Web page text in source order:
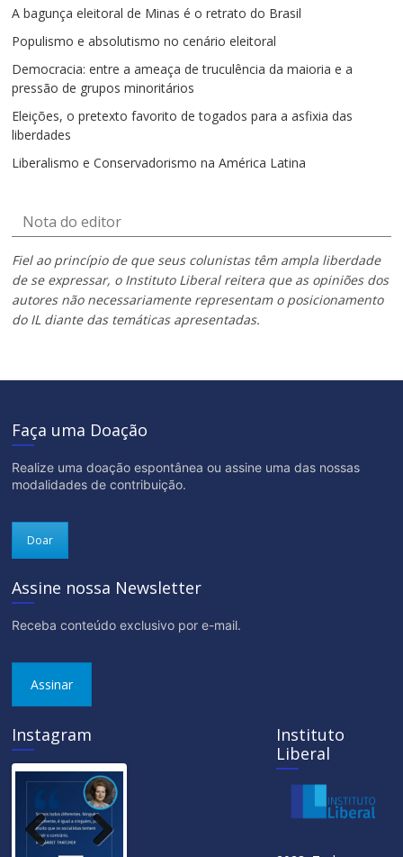
A bagunça eleitoral de Minas é o retrato do Brasil
Populismo e absolutismo no cenário eleitoral
Democracia: entre a ameaça de truculência da maioria e a
pressão de grupos minoritários
Eleições, o pretexto favorito de togados para a asfixia das
liberdades
Liberalismo e Conservadorismo na América Latina
Nota do editor
Fiel ao princípio de que seus colunistas têm ampla liberdade
de se expressar, o Instituto Liberal reitera que as opiniões dos
autores não necessariamente representam o posicionamento
do IL diante das temáticas apresentadas.
Faça uma Doação
Realize uma doação espontânea ou assine uma das nossas
modalidades de contribuição.
Doar
Assine nossa Newsletter
Receba conteúdo exclusivo por e-mail.
Assinar
Instagram
Instituto
Liberal